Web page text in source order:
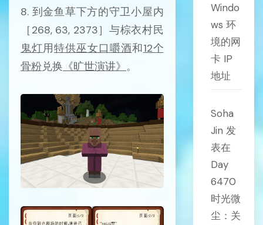
8. 到金鱼草下方的守卫小屋内
［268, 63, 2373］与棕衣村民
鬼灯用特供巫女口嚼酒和12个
骨粉 兑换 《旷世演讲》 。
Windo
ws 环
境的网
卡 IP
地址
Soha
Jin 发
表在
Day
6470
时光微
尘：关